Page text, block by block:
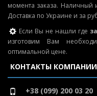
момента заказа. Наличный
Доставка по Украине и за
Если Вы не нашли где
изготовим Вам
оптимальной цене.
КОНТАКТЫ КОМПАНИИ
+38 (099) 200 03 20